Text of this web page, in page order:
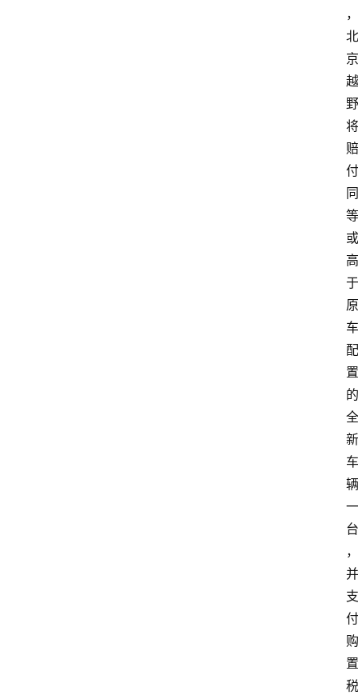
，
北
京
越
野
将
赔
付
同
等
或
高
于
原
车
配
置
的
全
新
车
辆
一
台
，
并
支
付
购
置
税